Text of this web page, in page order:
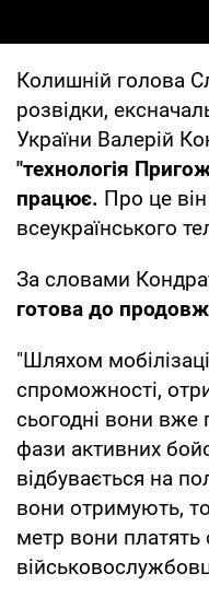
Колишній голова
розвідки,
України Валерій
"технологія
працює. Про це
всеукраїнського
За словами
готова до
"Шляхом
спроможності,
сьогодні вони вже
фази активних
відбувається на
вони отримують,
метр вони платять